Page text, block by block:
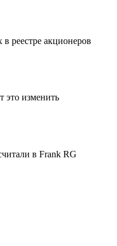
реестре акционеров
это изменить
в Frank RG